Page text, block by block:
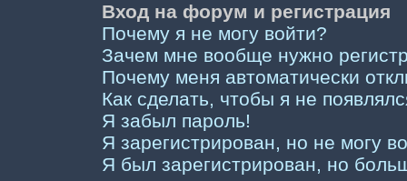
Вход на форум и регистрация
Почему я не могу войти?
Зачем мне вообще нужно
Почему меня автоматически
Как сделать, чтобы я не
Я забыл пароль!
Я зарегистрирован, но не могу
Я был зарегистрирован, но